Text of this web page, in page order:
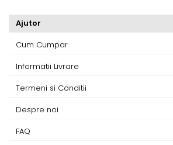
Ajutor
Cum Cumpar
Informatii Livrare
Termeni si Conditii
Despre noi
FAQ